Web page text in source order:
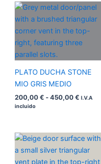
PLATO DUCHA STONE
MIO GRIS MEDIO
200,00€ -450,00€
Rango
de
precios:
desde
hasta
I.V.A
incluido
Rango
precios:
desde